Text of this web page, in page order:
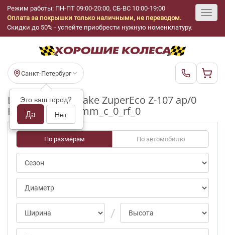
Режим работы: ПН-ПТ 09:00-20:00, СБ-ВС 10:00-19:00
Оплата за покрышки только наличными, не переводом.
Скидки до 50% - успейте приобрести нужную номенклатуру.
Санкт-Петербург
Это ваш город?
Да Нет
Шины бу WestLake ZuperEco Z-107 ap/0
R17_225_50_5-6mm_c_0_rf_0
По размерам По автомобилю